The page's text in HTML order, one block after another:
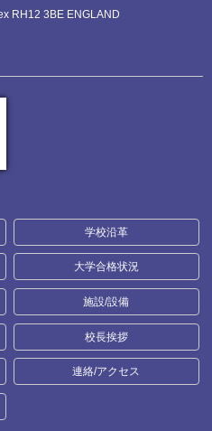
RH12 3BE ENGLAND
学校沿革
大学合格状況
施設/設備
校長挨拶
連絡/アクセス